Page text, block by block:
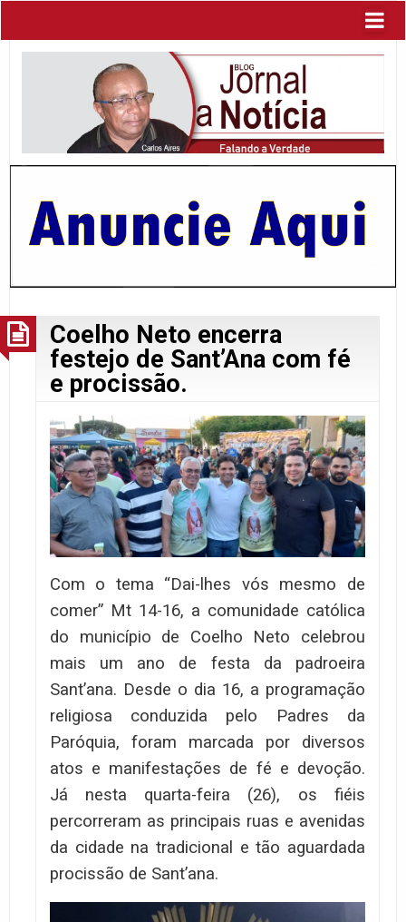
Coelho Neto encerra
festejo de Sant’Ana com fé
e procissão.
Com o tema “Dai-lhes vós mesmo de
comer” Mt 14-16, a comunidade católica
do município de Coelho Neto celebrou
mais um ano de festa da padroeira
Sant’ana. Desde o dia 16, a programação
religiosa conduzida pelo Padres da
Paróquia, foram marcada por diversos
atos e manifestações de fé e devoção.
Já nesta quarta-feira (26), os fiéis
percorreram as principais ruas e avenidas
da cidade na tradicional e tão aguardada
procissão de Sant’ana.